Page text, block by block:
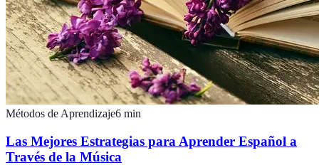
Métodos de Aprendizaje6 min
Las Mejores Estrategias para Aprender Español a
Través de la Música